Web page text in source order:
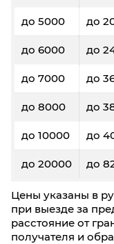
до 5000 до
до 6000 до
до 7000 до
до 8000 до
до 10000 до
до 20000 до
Цены указаны в
при выезде за
расстояние от
получателя и